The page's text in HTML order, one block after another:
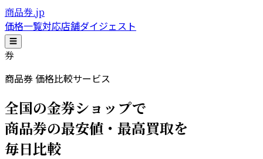
商品券.jp
価格一覧対応店舗ダイジェスト
☰
券
商品券 価格比較サービス
全国の金券ショップで
商品券の最安値・最高買取を
毎日比較